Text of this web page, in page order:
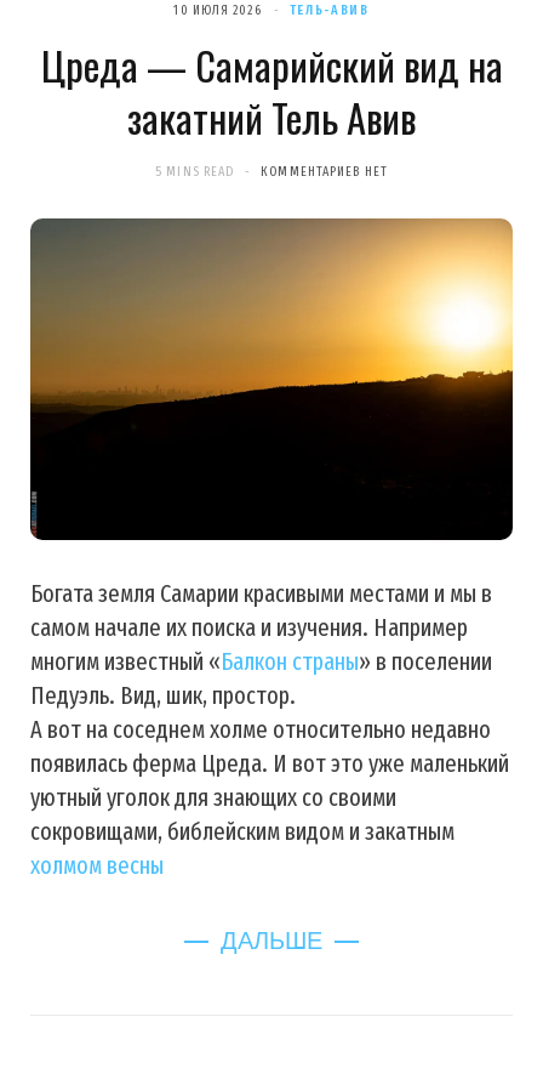
10 ИЮЛЯ 2026 ТЕЛЬ-АВИВ
Цреда — Самарийский вид на
закатний Тель Авив
5 MINS READ КОММЕНТАРИЕВ НЕТ
Богата земля Самарии красивыми местами и мы в
самом начале их поиска и изучения. Например
многим известный «Балкон страны» в поселении
Педуэль. Вид, шик, простор.
А вот на соседнем холме относительно недавно
появилась ферма Цреда. И вот это уже маленький
уютный уголок для знающих со своими
сокровищами, библейским видом и закатным
холмом весны
ДАЛЬШЕ